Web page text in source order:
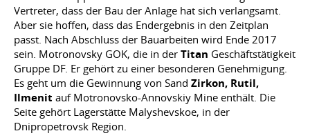
Vertreter, dass der Bau der Anlage hat sich verlangsamt.
Aber sie hoffen, dass das Endergebnis in den Zeitplan
passt. Nach Abschluss der Bauarbeiten wird Ende 2017
sein. Motronovsky GOK, die in der Titan Geschäftstätigkeit
Gruppe DF. Er gehört zu einer besonderen Genehmigung.
Es geht um die Gewinnung von Sand Zirkon, Rutil,
Ilmenit auf Motronovsko-Annovskiy Mine enthält. Die
Seite gehört Lagerstätte Malyshevskoe, in der
Dnipropetrovsk Region.